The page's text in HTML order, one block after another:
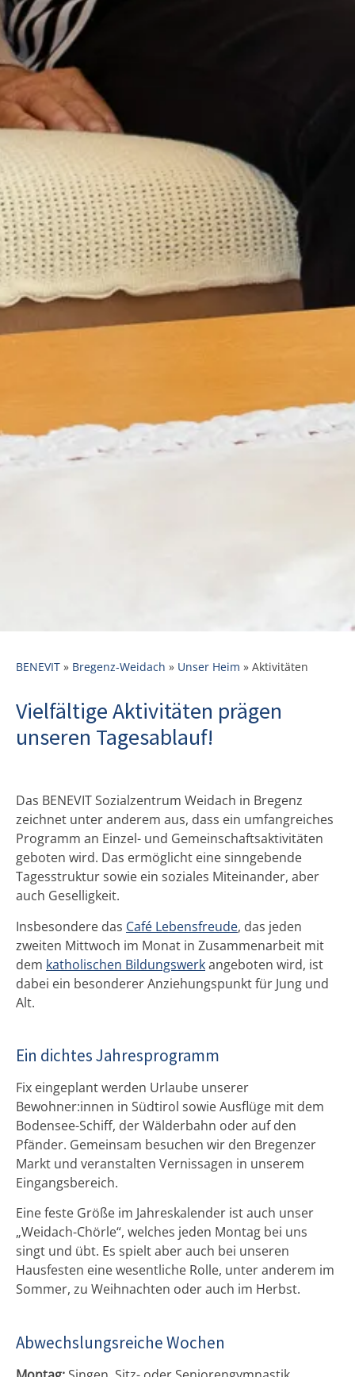
BENEVIT » Bregenz-Weidach » Unser Heim » Aktivitäten
Vielfältige Aktivitäten prägen
unseren Tagesablauf!
Das BENEVIT Sozialzentrum Weidach in Bregenz
zeichnet unter anderem aus, dass ein umfangreiches
Programm an Einzel- und Gemeinschaftsaktivitäten
geboten wird. Das ermöglicht eine sinngebende
Tagesstruktur sowie ein soziales Miteinander, aber
auch Geselligkeit.
Insbesondere das Café Lebensfreude, das jeden
zweiten Mittwoch im Monat in Zusammenarbeit mit
dem katholischen Bildungswerkangeboten wird, ist
dabei ein besonderer Anziehungspunkt für Jung und
Alt.
Ein dichtes Jahresprogramm
Fix eingeplant werden Urlaube unserer
Bewohner:innen in Südtirol sowie Ausflüge mit dem
Bodensee-Schiff, der Wälderbahn oder auf den
Pfänder. Gemeinsam besuchen wir den Bregenzer
Markt und veranstalten Vernissagen in unserem
Eingangsbereich.
Eine feste Größe im Jahreskalender ist auch unser
„Weidach-Chörle“, welches jeden Montag bei uns
singt und übt. Es spielt aber auch bei unseren
Hausfesten eine wesentliche Rolle, unter anderem im
Sommer, zu Weihnachten oder auch im Herbst.
Abwechslungsreiche Wochen